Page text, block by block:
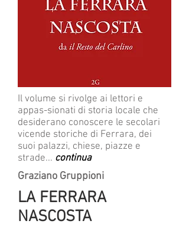
Il volume si rivolge ai lettori e
appas-sionati di storia locale che
desiderano conoscere le secolari
vicende storiche di Ferrara, dei
suoi palazzi, chiese, piazze e
strade... continua
Graziano Gruppioni
LA FERRARA
NASCOSTA